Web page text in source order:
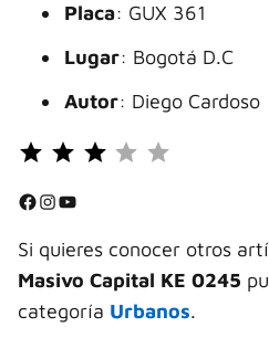
Placa: GUX 361
Lugar: Bogotá D.C
Autor: Diego Cardoso
⭐
⭐
Facebook InstagramYouTube
Si quieres conocer otros
Masivo Capital KE 0245
categoría Urbanos.